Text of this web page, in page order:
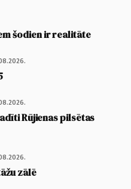
šodien ir realitāte
Rūjienas pilsētas
zālē